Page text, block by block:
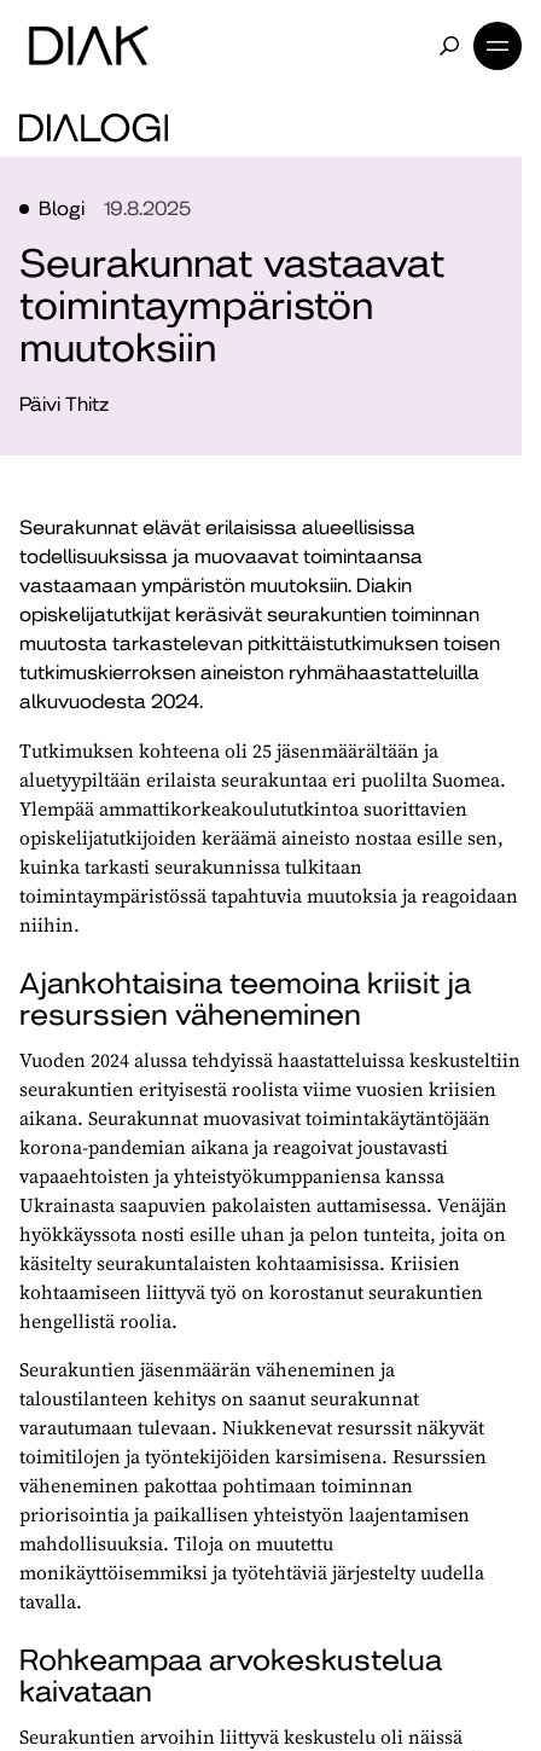
Blogi 19.8.2025
Seurakunnat vastaavat
toimintaympäristön
muutoksiin
Päivi Thitz
Seurakunnat elävät erilaisissa alueellisissa
todellisuuksissa ja muovaavat toimintaansa
vastaamaan ympäristön muutoksiin. Diakin
opiskelijatutkijat keräsivät seurakuntien toiminnan
muutosta tarkastelevan pitkittäistutkimuksen toisen
tutkimuskierroksen aineiston ryhmähaastatteluilla
alkuvuodesta 2024.
Tutkimuksen kohteena oli 25 jäsenmäärältään ja
aluetyypiltään erilaista seurakuntaa eri puolilta Suomea.
Ylempää ammattikorkeakoulututkintoa suorittavien
opiskelijatutkijoiden keräämä aineisto nostaa esille sen,
kuinka tarkasti seurakunnissa tulkitaan
toimintaympäristössä tapahtuvia muutoksia ja reagoidaan
niihin.
Ajankohtaisina teemoina kriisit ja
resurssien väheneminen
Vuoden 2024 alussa tehdyissä haastatteluissa keskusteltiin
seurakuntien erityisestä roolista viime vuosien kriisien
aikana. Seurakunnat muovasivat toimintakäytäntöjään
korona-pandemian aikana ja reagoivat joustavasti
vapaaehtoisten ja yhteistyökumppaniensa kanssa
Ukrainasta saapuvien pakolaisten auttamisessa. Venäjän
hyökkäyssota nosti esille uhan ja pelon tunteita, joita on
käsitelty seurakuntalaisten kohtaamisissa. Kriisien
kohtaamiseen liittyvä työ on korostanut seurakuntien
hengellistä roolia.
Seurakuntien jäsenmäärän väheneminen ja
taloustilanteen kehitys on saanut seurakunnat
varautumaan tulevaan. Niukkenevat resurssit näkyvät
toimitilojen ja työntekijöiden karsimisena. Resurssien
väheneminen pakottaa pohtimaan toiminnan
priorisointia ja paikallisen yhteistyön laajentamisen
mahdollisuuksia. Tiloja on muutettu
monikäyttöisemmiksi ja työtehtäviä järjestelty uudella
tavalla.
Rohkeampaa arvokeskustelua
kaivataan
Seurakuntien arvoihin liittyvä keskustelu oli näissä